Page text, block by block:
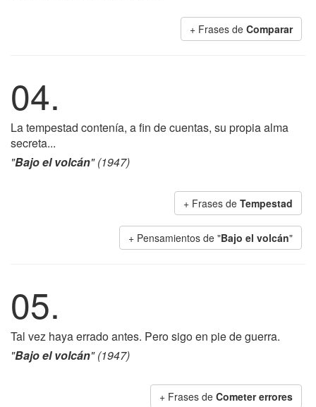
+ Frases de Comparar
04.
La tempestad contenía, a fin de cuentas, su propia alma
secreta...
"Bajo el volcán" (1947)
+ Frases de Tempestad
+ Pensamientos de "Bajo el volcán"
05.
Tal vez haya errado antes. Pero sigo en pie de guerra.
"Bajo el volcán" (1947)
+ Frases de Cometer errores